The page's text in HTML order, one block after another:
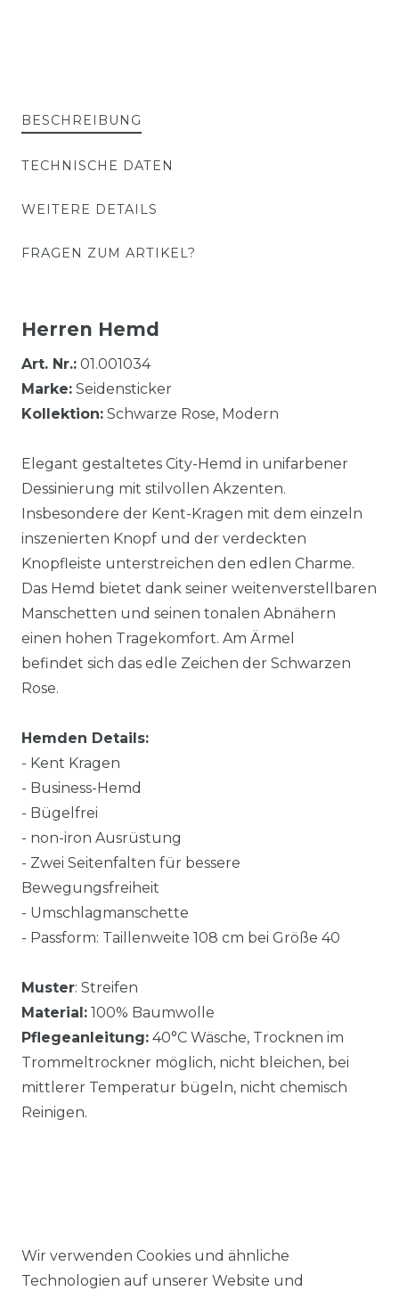
BESCHREIBUNG
TECHNISCHE DATEN
WEITERE DETAILS
FRAGEN ZUM ARTIKEL?
Herren Hemd
Art. Nr.: 01.001034
Marke: Seidensticker
Kollektion: Schwarze Rose, Modern
Elegant gestaltetes City-Hemd in unifarbener
Dessinierung mit stilvollen Akzenten.
Insbesondere der Kent-Kragen mit dem einzeln
inszenierten Knopf und der verdeckten
Knopfleiste unterstreichen den edlen Charme.
Das Hemd bietet dank seiner weitenverstellbaren
Manschetten und seinen tonalen Abnähern
einen hohen Tragekomfort. Am Ärmel
befindet sich das edle Zeichen der Schwarzen
Rose.
Hemden Details:
- Kent Kragen
- Business-Hemd
- Bügelfrei
- non-iron Ausrüstung
- Zwei Seitenfalten für bessere
Bewegungsfreiheit
- Umschlagmanschette
- Passform: Taillenweite 108 cm bei Größe 40
Muster: Streifen
Material: 100% Baumwolle
Pflegeanleitung: 40°C Wäsche, Trocknen im
Trommeltrockner möglich, nicht bleichen, bei
mittlerer Temperatur bügeln, nicht chemisch
Reinigen.
Wir verwenden Cookies und ähnliche
Technologien auf unserer Website und